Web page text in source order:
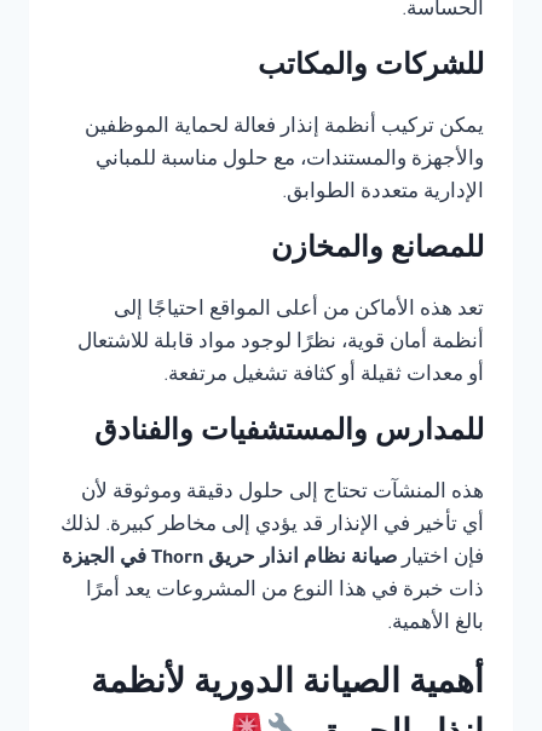
الحساسة.
للشركات والمكاتب
يمكن تركيب أنظمة إنذار فعالة لحماية الموظفين
والأجهزة والمستندات، مع حلول مناسبة للمباني
الإدارية متعددة الطوابق.
للمصانع والمخازن
تعد هذه الأماكن من أعلى المواقع احتياجًا إلى
أنظمة أمان قوية، نظرًا لوجود مواد قابلة للاشتعال
أو معدات ثقيلة أو كثافة تشغيل مرتفعة.
للمدارس والمستشفيات والفنادق
هذه المنشآت تحتاج إلى حلول دقيقة وموثوقة لأن
أي تأخير في الإنذار قد يؤدي إلى مخاطر كبيرة. لذلك
فإن اختيار صيانة نظام انذار حريق Thorn في الجيزة
ذات خبرة في هذا النوع من المشروعات يعد أمرًا
بالغ الأهمية.
أهمية الصيانة الدورية لأنظمة